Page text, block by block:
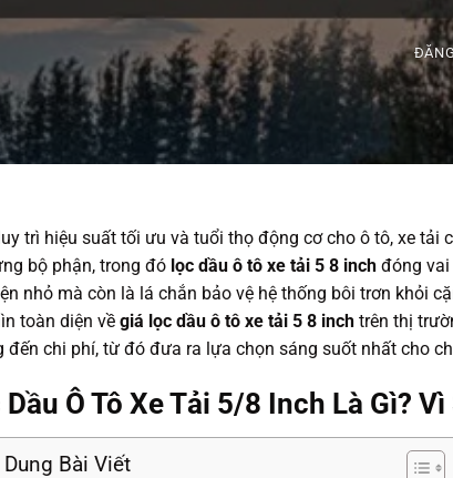
trì hiệu suất tối ưu và tuổi thọ động cơ cho ô tô, xe tải
bộ phận, trong đó lọc dầu ô tô xe tải 5 8 inch đóng
nhỏ mà còn là lá chắn bảo vệ hệ thống bôi trơn khỏi
toàn diện về giá lọc dầu ô tô xe tải 5 8 inch trên thị
đến chi phí, từ đó đưa ra lựa chọn sáng suốt nhất cho
Dầu Ô Tô Xe Tải 5/8 Inch Là Gì?
Bài Viết